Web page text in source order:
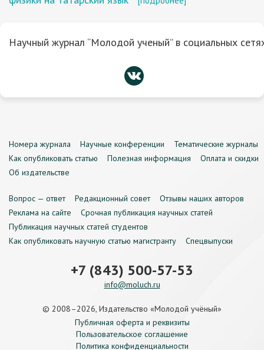
Научный журнал “Молодой ученый” в социальных
Номера журнала Научные конференции
Тематические журналы
Как опубликовать статью
Полезная информация
Оплата и скидки
Об издательстве
Вопрос — ответ Редакционный совет
Отзывы наших авторов
Реклама на сайте
Срочная публикация научных статей
Публикация научных статей студентов
Как опубликовать научную статью магистранту
Спецвыпуски
+7 (843) 500-57-53
info@moluch.ru
© 2008–2026, Издательство «Молодой учёный»
Публичная оферта и реквизиты
Пользовательское соглашение
Политика конфиденциальности